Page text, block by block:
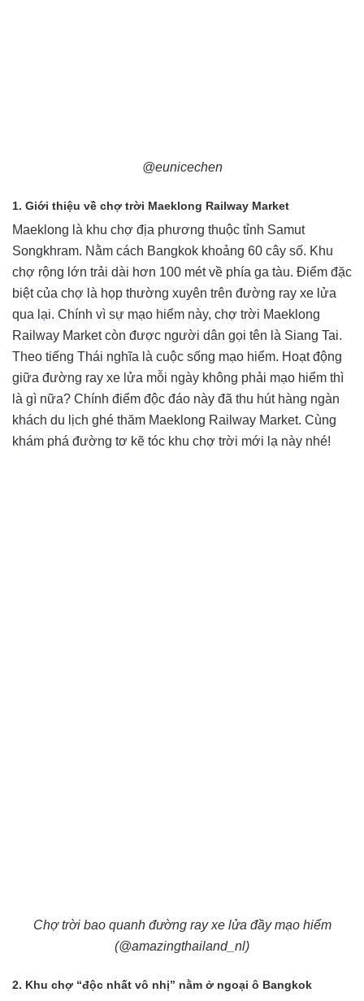
@eunicechen
1. Giới thiệu về chợ trời Maeklong Railway Market
Maeklong là khu chợ địa phương thuộc tỉnh Samut
Songkhram. Nằm cách Bangkok khoảng 60 cây số. Khu
chợ rộng lớn trải dài hơn 100 mét về phía ga tàu. Điểm đặc
biệt của chợ là họp thường xuyên trên đường ray xe lửa
qua lại. Chính vì sự mạo hiểm này, chợ trời Maeklong
Railway Market còn được người dân gọi tên là Siang Tai.
Theo tiếng Thái nghĩa là cuộc sống mạo hiểm. Hoạt động
giữa đường ray xe lửa mỗi ngày không phải mạo hiểm thì
là gì nữa? Chính điểm độc đáo này đã thu hút hàng ngàn
khách du lịch ghé thăm Maeklong Railway Market. Cùng
khám phá đường tơ kẽ tóc khu chợ trời mới lạ này nhé!
Chợ trời bao quanh đường ray xe lửa đầy mạo hiểm
(@amazingthailand_nl)
2. Khu chợ “độc nhất vô nhị” nằm ở ngoại ô Bangkok